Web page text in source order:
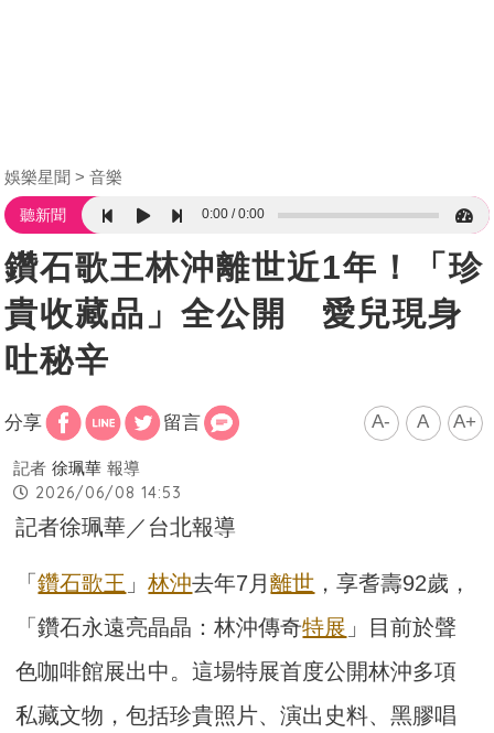
娛樂星聞 音樂
聽新聞 0:00 0:00
鑽石歌王林沖離世近1年！「珍
貴收藏品」全公開 愛兒現身
吐秘辛
分享 留言 A- A A+
記者 徐珮華 報導
2026/06/08 14:53
記者徐珮華／台北報導
「鑽石歌王 」林沖去年7月離世 ，享耆壽92歲，
「鑽石永遠亮晶晶：林沖傳奇特展 」目前於聲
色咖啡館展出中。這場特展首度公開林沖多項
私藏文物，包括珍貴照片、演出史料、黑膠唱